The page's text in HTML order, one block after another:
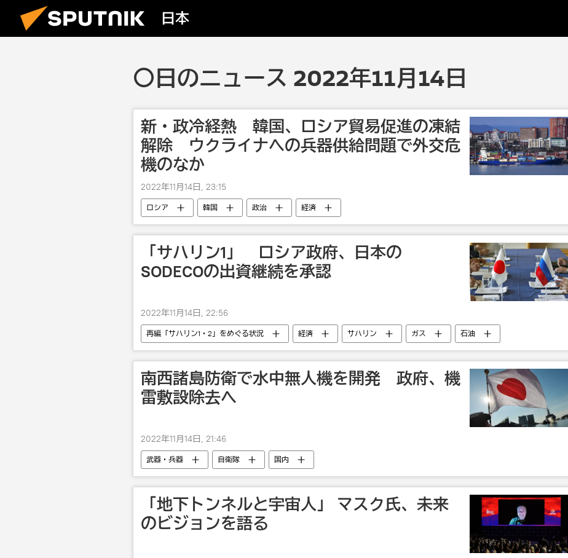
日本
〇日のニュース 2022年11月14日
新・政冷経熱 韓国、ロシア貿易促進の凍結
解除 ウクライナへの兵器供給問題で外交危
機のなか
2022年11月14日, 23:15
ロシア 韓国 政治 経済
「サハリン1」 ロシア政府、日本の
SODECOの出資継続を承認
2022年11月14日, 22:56
再編「サハリン1・2」をめぐる状況 経済 サハリン ガス 石油
南西諸島防衛で水中無人機を開発 政府、機
雷敷設除去へ
2022年11月14日, 21:46
武器・兵器 自衛隊 国内
「地下トンネルと宇宙人」 マスク氏、未来
のビジョンを語る